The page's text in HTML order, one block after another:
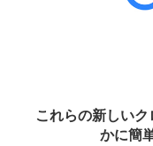
これらの新しい
かに簡